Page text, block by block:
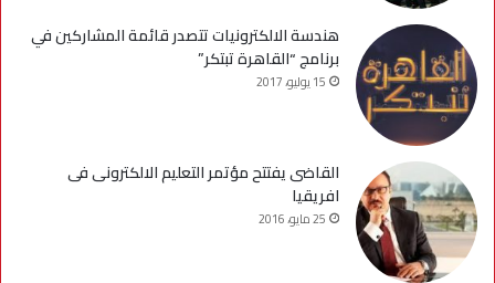
هندسة الالكترونيات تتصدر قائمة المشاركين في
برنامج “القاهرة تبتكر”
15 يوليو، 2017
القاضى يفتتح مؤتمر التعليم الالكترونى فى
افريقيا
25 مايو، 2016